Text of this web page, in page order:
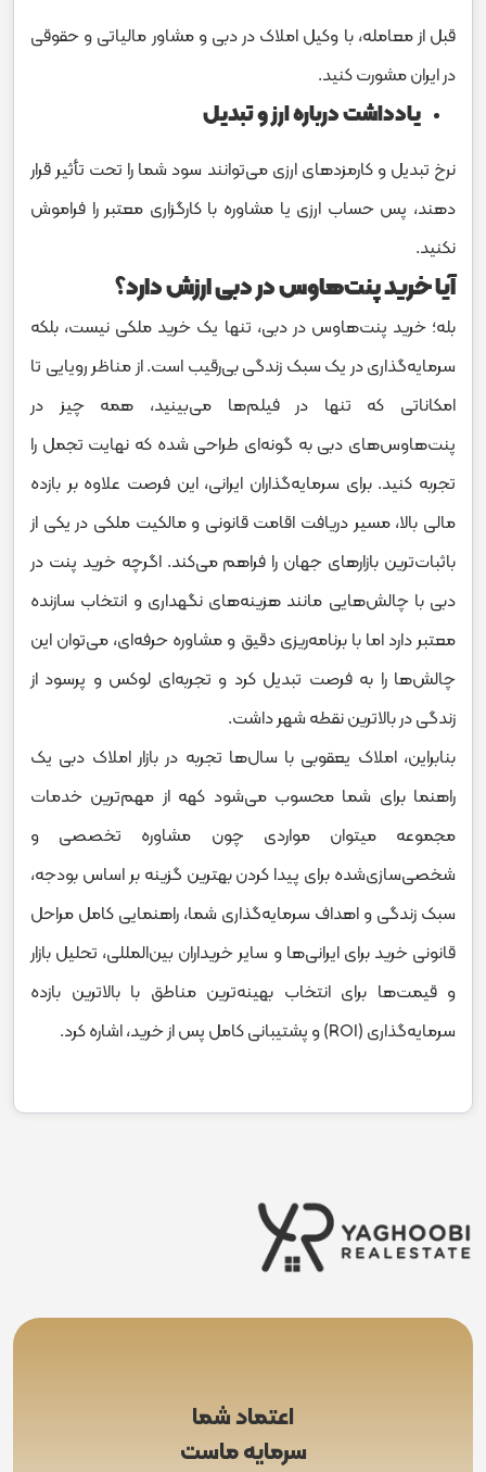
قبل از معامله، با وکیل املاک در دبی و مشاور مالیاتی و حقوقی
در ایران مشورت کنید.
یادداشت درباره ارز و تبدیل
نرخ تبدیل و کارمزدهای ارزی می‌توانند سود شما را تحت تأثیر قرار
دهند، پس حساب ارزی یا مشاوره با کارگزاری معتبر را فراموش
نکنید.
آیا خرید پنت‌هاوس در دبی ارزش دارد؟
بله؛ خرید پنت‌هاوس در دبی، تنها یک خرید ملکی نیست، بلکه
سرمایه‌گذاری در یک سبک زندگی بی‌رقیب است. از مناظر رویایی تا
امکاناتی که تنها در فیلم‌ها می‌بینید، همه چیز در
پنت‌هاوس‌های دبی به گونه‌ای طراحی شده که نهایت تجمل را
تجربه کنید. برای سرمایه‌گذاران ایرانی، این فرصت علاوه بر بازده
مالی بالا، مسیر دریافت اقامت قانونی و مالکیت ملکی در یکی از
با‌ثبات‌ترین بازارهای جهان را فراهم می‌کند. اگرچه خرید پنت‌ در
دبی با چالش‌هایی مانند هزینه‌های نگهداری و انتخاب سازنده
معتبر دارد اما با برنامه‌ریزی دقیق و مشاوره حرفه‌ای، می‌توان این
چالش‌ها را به فرصت تبدیل کرد و تجربه‌ای لوکس و پرسود از
زندگی در بالاترین نقطه شهر داشت.
بنابراین، املاک یعقوبی با سال‌ها تجربه در بازار املاک دبی یک
راهنما برای شما محسوب می‌شود کهه از مهم‌ترین خدمات
مجموعه میتوان مواردی چون مشاوره تخصصی و
شخصی‌سازی‌شده برای پیدا کردن بهترین گزینه بر اساس بودجه،
سبک زندگی و اهداف سرمایه‌گذاری شما، راهنمایی کامل مراحل
قانونی خرید برای ایرانی‌ها و سایر خریداران بین‌المللی، تحلیل بازار
و قیمت‌ها برای انتخاب بهینه‌ترین مناطق با بالاترین بازده
سرمایه‌گذاری (ROI) و پشتیبانی کامل پس از خرید، اشاره کرد.
اعتماد شما
سرمایه ماست